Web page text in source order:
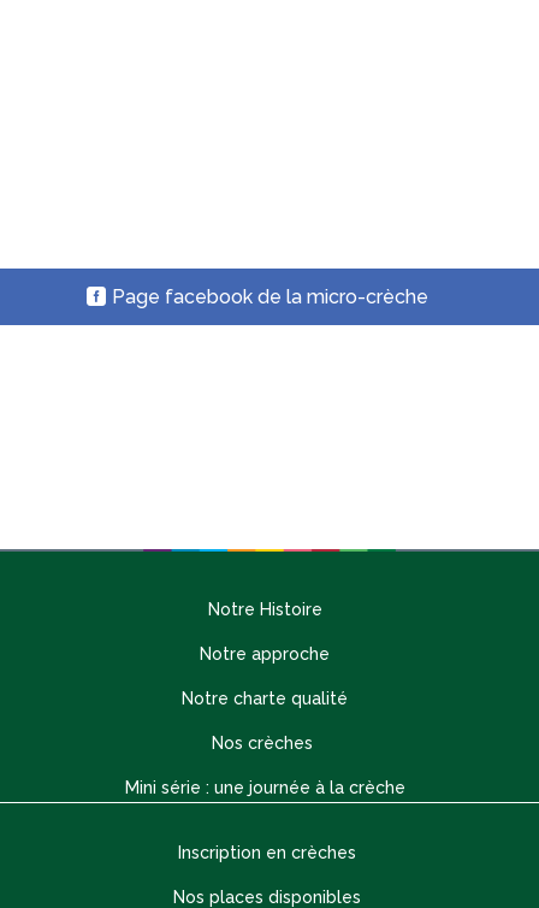
Page facebook de la micro-crèche
Notre Histoire
Notre approche
Notre charte qualité
Nos crèches
Mini série : une journée à la crèche
Inscription en crèches
Nos places disponibles